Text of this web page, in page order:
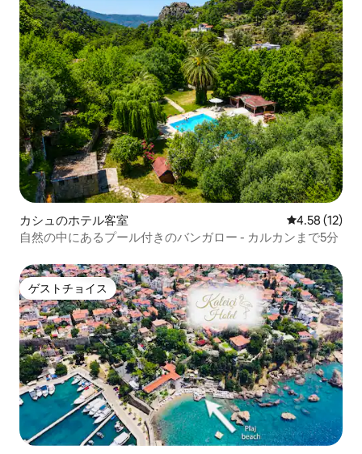
カシュのホテル客室 レビュー12
4.58 (12)
自然の中にあるプール付きのバンガロー - カルカンまで5分
ゲストチョイス
ゲストチョイス